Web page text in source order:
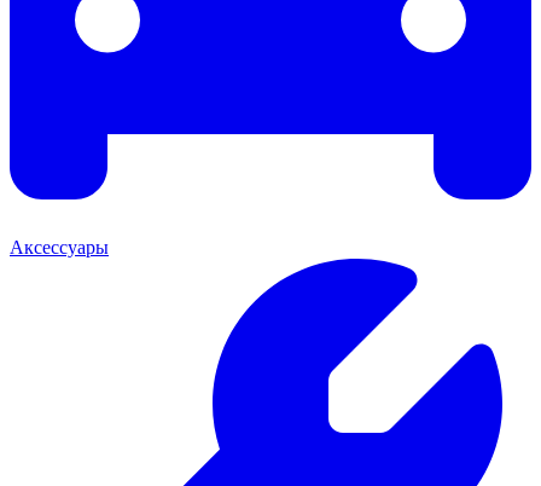
Аксессуары